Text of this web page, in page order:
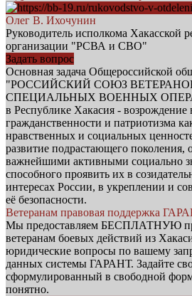
Олег В. Ихочунин
Руководитель исполкома Хакасской
организации "РСВА и СВО"
Задать вопрос
Основная задача Общероссийской
"РОССИЙСКИЙ СОЮЗ
СПЕЦИАЛЬНЫХ ВОЕННЫХ
в Республике Хакасия - возрождение
гражданственности и патриотизма
нравственных и социальных
развитие подрастающего поколения,
важнейшими активными социально
способного проявить их в
интересах России, в укреплении и
её безопасности.
Ветеранам правовая поддержка
Мы предоставляем БЕСПЛАТНУЮ
ветеранам боевых действий из
юридические вопросы по вашему
данных системы ГАРАНТ. Задайте
сформулированный в свободной
понятно.